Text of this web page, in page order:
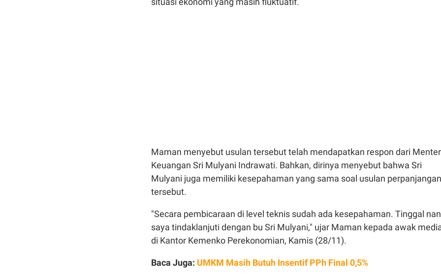
Maman menyebut usulan tersebut telah mendapatkan respon dari
Keuangan Sri Mulyani Indrawati. Bahkan, dirinya menyebut bahwa Sri
Mulyani juga memiliki kesepahaman yang sama soal usulan perpanjangan
tersebut.
"Secara pembicaraan di level teknis sudah ada kesepahaman. Tinggal
saya tindaklanjuti dengan bu Sri Mulyani," ujar Maman kepada awak
di Kantor Kemenko Perekonomian, Kamis (28/11).
Baca Juga: UMKM Masih Butuh Insentif PPh Final 0,5%